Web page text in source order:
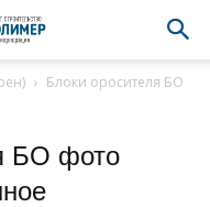
Блоки оросителя БО
БО фото